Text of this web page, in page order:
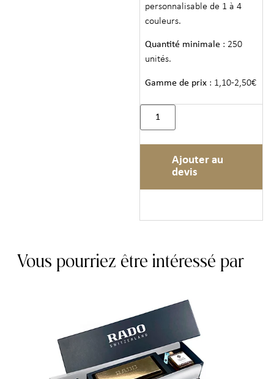
personnalisable de 1 à 4
couleurs.
Quantité minimale : 250
unités.
Gamme de prix : 1,10-2,50€
Ajouter au
devis
Vous pourriez être intéressé par